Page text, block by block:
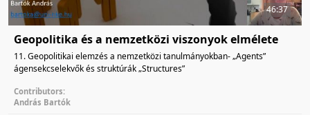
46:37
Geopolitika és a nemzetközi viszonyok elmélete
11. Geopolitikai elemzés a nemzetközi tanulmányokban- „Agents”
ágensekcselekvők és struktúrák „Structures”
Contributors:
András Bartók